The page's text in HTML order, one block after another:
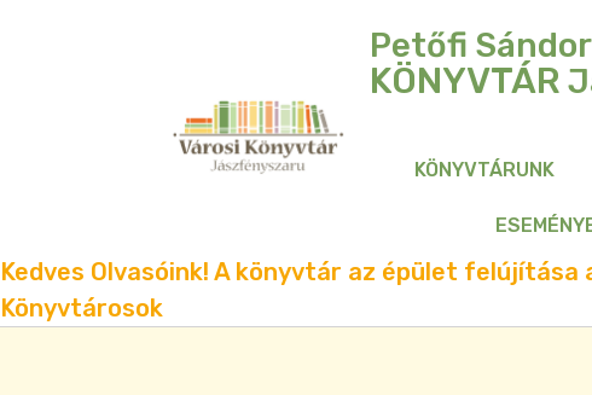
Petőfi
KÖNYVTÁR
KÖNYVTÁRUNK
Kedves Olvasóink! A könyvtár az épület
Könyvtárosok